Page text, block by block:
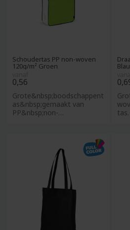
Schoudertas PP non-woven
120g/m² Groen
0,56
Grote&nbsp;boodschappent
as&nbsp;gemaakt van
PP&nbsp;non-